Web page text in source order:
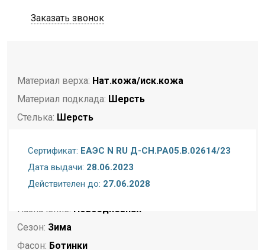
Заказать звонок
Материал верха: Нат.кожа/иск.кожа
Материал подклада: Шерсть
Стелька: Шерсть
Полнота:Стандартная стопа
Размерность:Размер в размер
Торговая марка: Rieker
Назначение: Повседневная
Сезон: Зима
Фасон: Ботинки
Сертификат: ЕАЭС N RU Д-CH.PA05.B.02614/23
Дата выдачи: 28.06.2023
Действителен до: 27.06.2028